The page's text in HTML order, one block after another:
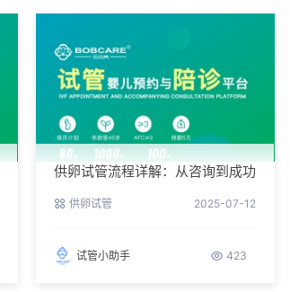
供卵试管流程详解：从咨询到成功
供卵试管 2025-07-12
试管小助手 423